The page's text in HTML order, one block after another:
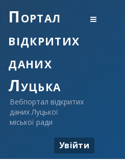
Портал
відкритих
даних
Луцька
Вебпортал відкритих
даних Луцької
міської ради
Увійти